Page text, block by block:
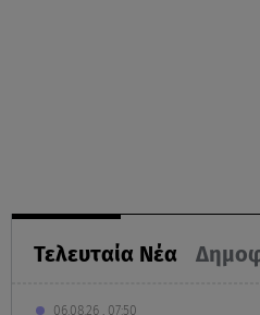
Τελευταία Νέα
06.08.26 , 07:50